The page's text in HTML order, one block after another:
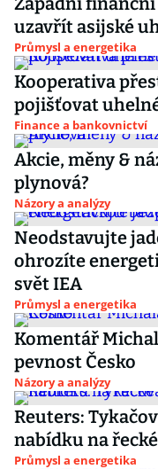
uzavřít asijské
Průmysl a energetika
Kooperativa
pojišťovat
Finance a bankovnictví
Akcie, měny &
plynová?
Názory a analýzy
Neodstavujte
ohrozíte
svět IEA
Průmysl a energetika
Komentář
pevnost Česko
Názory a analýzy
Reuters:
nabídku na
Průmysl a energetika